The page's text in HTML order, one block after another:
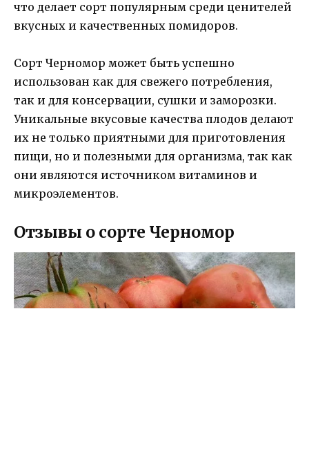
что делает сорт популярным среди ценителей
вкусных и качественных помидоров.
Сорт Черномор может быть успешно
использован как для свежего потребления,
так и для консервации, сушки и заморозки.
Уникальные вкусовые качества плодов делают
их не только приятными для приготовления
пищи, но и полезными для организма, так как
они являются источником витаминов и
микроэлементов.
Отзывы о сорте Черномор